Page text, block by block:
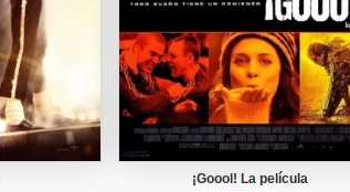
¡Goool! La película